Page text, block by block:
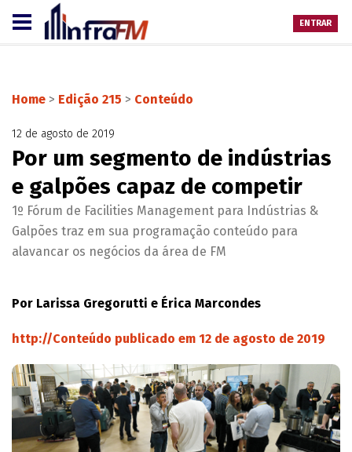
ENTRAR
Home > Edição 215 > Conteúdo
12 de agosto de 2019
Por um segmento de indústrias
e galpões capaz de competir
1º Fórum de Facilities Management para Indústrias &
Galpões traz em sua programação conteúdo para
alavancar os negócios da área de FM
Por Larissa Gregorutti e Érica Marcondes
http://Conteúdo publicado em 12 de agosto de 2019